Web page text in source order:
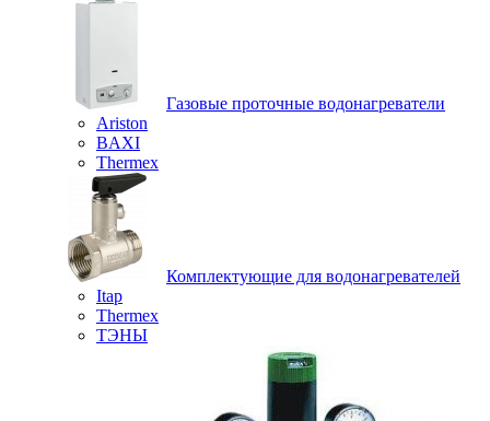
Газовые проточные водонагреватели
Ariston
BAXI
Thermex
Комплектующие для водонагревателей
Itap
Thermex
ТЭНЫ